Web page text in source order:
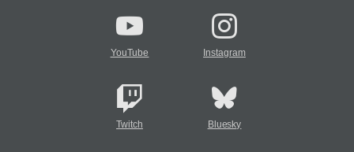
YouTube Instagram
Twitch Bluesky